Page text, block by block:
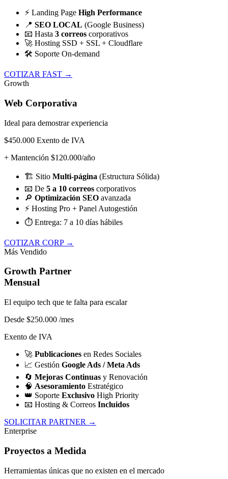
⚡ Landing Page High Performance
📍 SEO LOCAL (Google Business)
📧 Hasta 3 correos corporativos
🚀 Hosting SSD + SSL + Cloudflare
🛠️ Soporte On-demand
COTIZAR FAST →
Growth
Web Corporativa
Ideal para demostrar experiencia
$450.000 Exento de IVA
+ Mantención $120.000/año
🏗️ Sitio Multi-página (Estructura Sólida)
📧 De 5 a 10 correos corporativos
🔎 Optimización SEO avanzada
⚡ Hosting Pro + Panel Autogestión
⏱️ Entrega: 7 a 10 días hábiles
COTIZAR CORP →
Más Vendido
Growth Partner
Mensual
El equipo tech que te falta para escalar
Desde $250.000 /mes
Exento de IVA
🚀 Publicaciones en Redes Sociales
📈 Gestión Google Ads / Meta Ads
🔄 Mejoras Continuas y Renovación
🧠 Asesoramiento Estratégico
👑 Soporte Exclusivo High Priority
📧 Hosting & Correos Incluidos
SOLICITAR PARTNER →
Enterprise
Proyectos a Medida
Herramientas únicas que no existen en el mercado